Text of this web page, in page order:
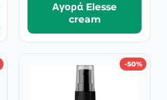
Αγορά Elesse
cream
-50%